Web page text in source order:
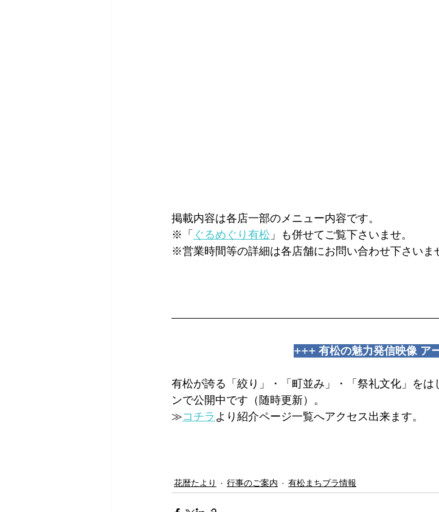
掲載内容は各店一部のメニュー内容です。
※「 ぐるめぐり有松 」も併せてご覧下さいませ。
※営業時間等の詳細は各店舗にお問い合わせ下さいま
+++ 有松の魅力発信映像 ア
有松が誇る「絞り」・「町並み」・「祭礼文化」を
ンで公開中です（随時更新）。
≫コチラ より紹介ページ一覧へアクセス出来ます。
花暦たより 行事のご案内 有松まちブラ情報